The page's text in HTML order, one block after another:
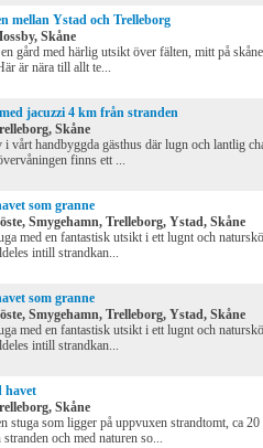
mellan Ystad och Trelleborg
Skåne
gård med härlig utsikt över fälten, mitt på
är nära till allt te...
jacuzzi 4 km från stranden
Skåne
i vårt handbyggda gästhus där lugn och lantlig
finns ett ...
som granne
Smygehamn, Trelleborg, Ystad, Skåne
med en fantastisk utsikt i ett lugnt och
intill strandkan...
som granne
Smygehamn, Trelleborg, Ystad, Skåne
med en fantastisk utsikt i ett lugnt och
intill strandkan...
havet
Skåne
stuga som ligger på uppvuxen strandtomt, ca 20
stranden och med naturen so...